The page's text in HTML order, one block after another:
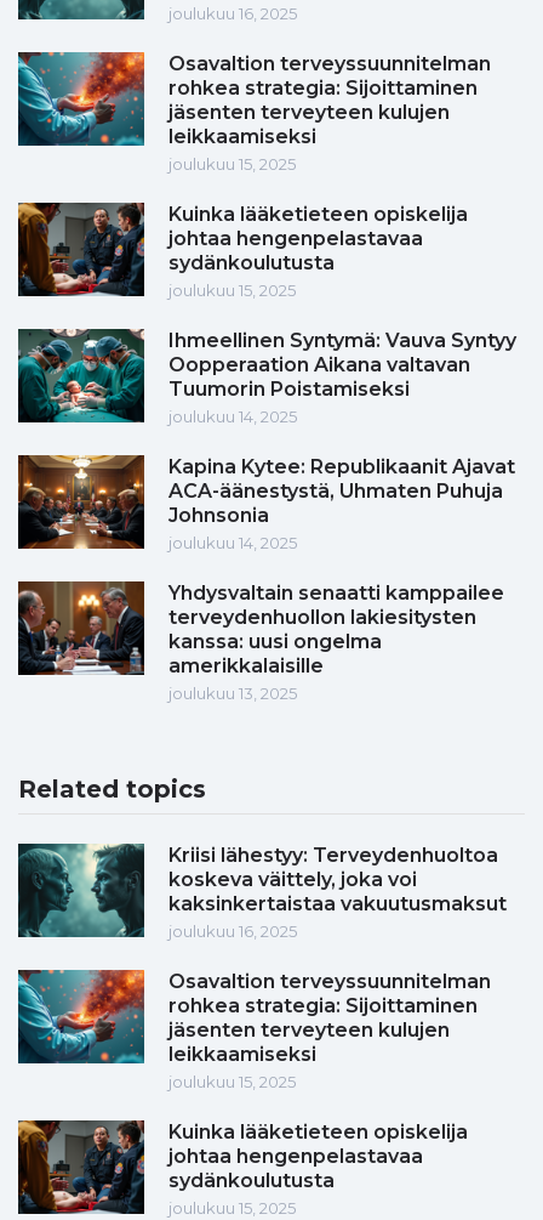
joulukuu 16, 2025
Osavaltion terveyssuunnitelman
rohkea strategia: Sijoittaminen
jäsenten terveyteen kulujen
leikkaamiseksi
joulukuu 15, 2025
Kuinka lääketieteen opiskelija
johtaa hengenpelastavaa
sydänkoulutusta
joulukuu 15, 2025
Ihmeellinen Syntymä: Vauva Syntyy
Oopperaation Aikana valtavan
Tuumorin Poistamiseksi
joulukuu 14, 2025
Kapina Kytee: Republikaanit Ajavat
ACA-äänestystä, Uhmaten Puhuja
Johnsonia
joulukuu 14, 2025
Yhdysvaltain senaatti kamppailee
terveydenhuollon lakiesitysten
kanssa: uusi ongelma
amerikkalaisille
joulukuu 13, 2025
Related topics
Kriisi lähestyy: Terveydenhuoltoa
koskeva väittely, joka voi
kaksinkertaistaa vakuutusmaksut
joulukuu 16, 2025
Osavaltion terveyssuunnitelman
rohkea strategia: Sijoittaminen
jäsenten terveyteen kulujen
leikkaamiseksi
joulukuu 15, 2025
Kuinka lääketieteen opiskelija
johtaa hengenpelastavaa
sydänkoulutusta
joulukuu 15, 2025